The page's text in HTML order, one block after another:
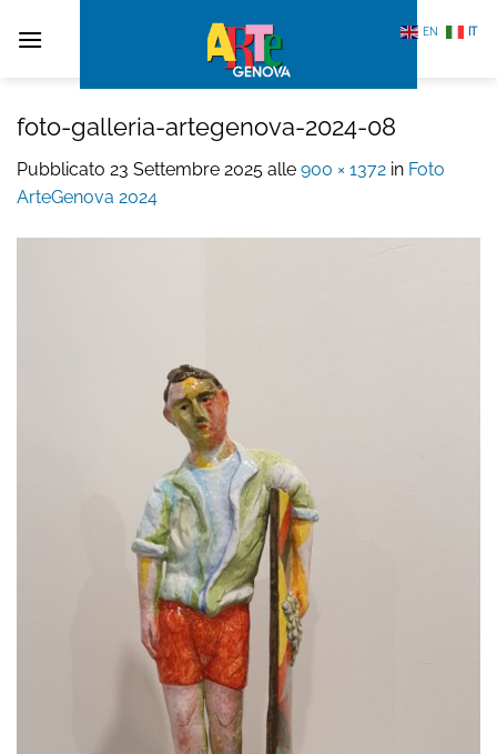
foto-galleria-artegenova-2024-08
Pubblicato 23 Settembre 2025 alle 900 × 1372 in Foto
ArteGenova 2024
EN IT